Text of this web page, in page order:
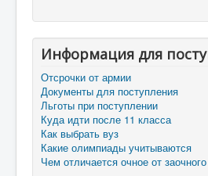
Информация для
Отсрочки от армии
Документы для поступления
Льготы при поступлении
Куда идти после 11 класса
Как выбрать вуз
Какие олимпиады учитываются
Чем отличается очное от заочного